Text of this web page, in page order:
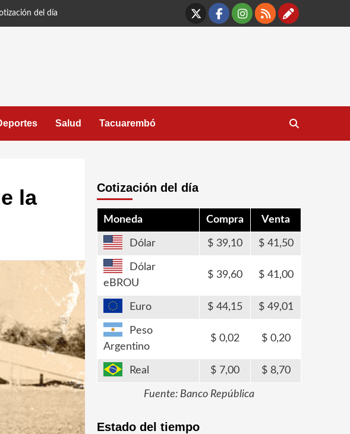
del día
X Facebook
Instagram
RSS
Salud Tacuarembó
la
Cotización del día
Moneda Compra Venta
Dólar 39,10 41,50
Dólar
eBROU
39,60 41,00
Euro 44,15 49,01
Peso
Argentino
0,02 0,20
Real 7,00 8,70
Fuente: Banco República
Estado del tiempo